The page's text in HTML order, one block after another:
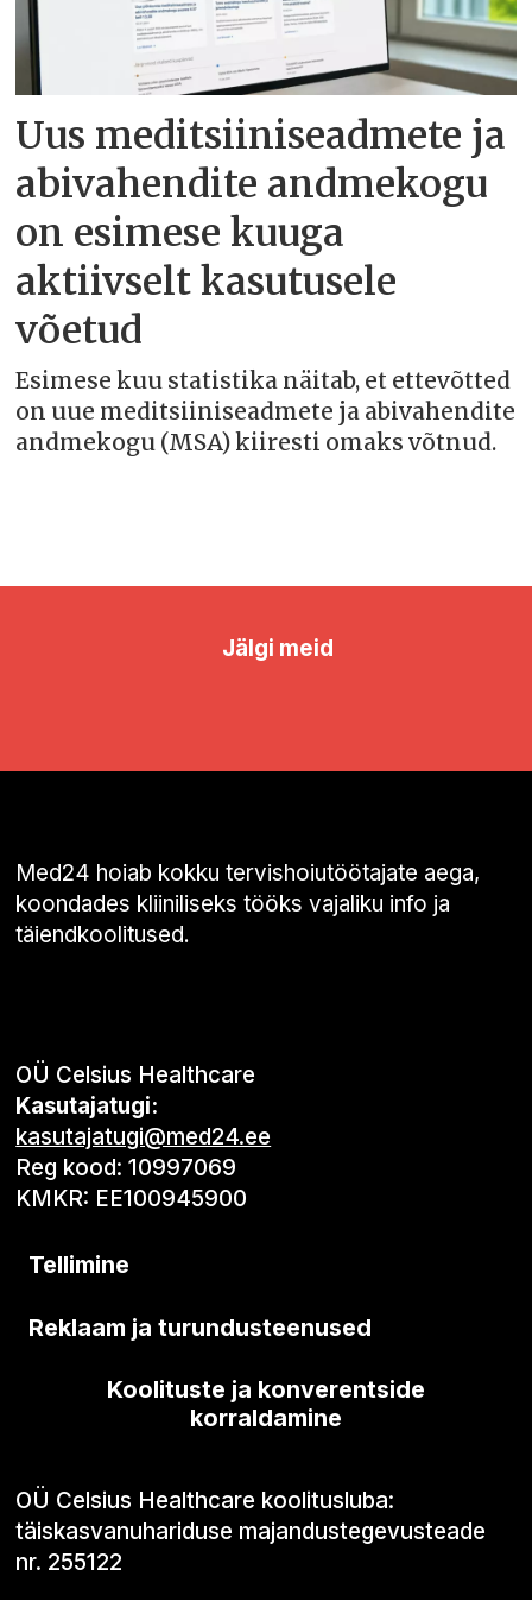
Uus meditsiiniseadmete ja
abivahendite andmekogu
on esimese kuuga
aktiivselt kasutusele
võetud
Esimese kuu statistika näitab, et ettevõtted
on uue meditsiiniseadmete ja abivahendite
andmekogu (MSA) kiiresti omaks võtnud.
Jälgi meid
Med24 hoiab kokku tervishoiutöötajate aega,
koondades kliiniliseks tööks vajaliku info ja
täiendkoolitused.
OÜ Celsius Healthcare
Kasutajatugi:
kasutajatugi@med24.ee
Reg kood: 10997069
KMKR: EE100945900
Tellimine
Reklaam ja turundusteenused
Koolituste ja konverentside
korraldamine
OÜ Celsius Healthcare koolitusluba:
täiskasvanuhariduse majandustegevusteade
nr. 255122